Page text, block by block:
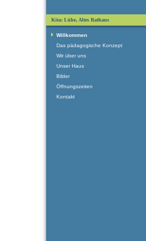
Kita: Lühe, Altes Rathaus
Willkommen
Das pädagogische Konzept
Wir über uns
Unser Haus
Bilder
Öffnungszeiten
Kontakt